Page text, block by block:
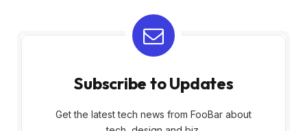
Subscribe to Updates
Get the latest tech news from FooBar about